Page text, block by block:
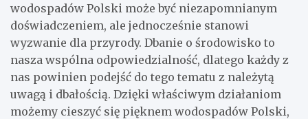
wodospadów Polski może być niezapomnianym
doświadczeniem, ale jednocześnie stanowi
wyzwanie dla przyrody. Dbanie o środowisko to
nasza wspólna odpowiedzialność, dlatego każdy z
nas powinien podejść do tego tematu z należytą
uwagą i dbałością. Dzięki właściwym działaniom
możemy cieszyć się pięknem wodospadów Polski,